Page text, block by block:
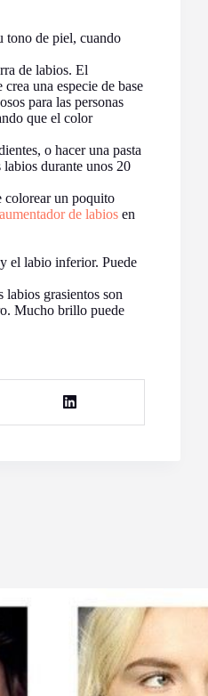
tono de piel, cuando
de labios. El
una especie de base
para las personas
que el color
o hacer una pasta
durante unos 20
colorear un poquito
aumentador de labios en
el labio inferior. Puede
labios grasientos son
Mucho brillo puede